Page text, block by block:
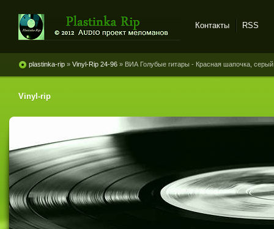
винила и магнитоальбомов
Контакты RSS
plastinka-rip » Vinyl-Rip 24-96 » ВИА Голубые гитары - Красная шапочка,
Vinyl-rip